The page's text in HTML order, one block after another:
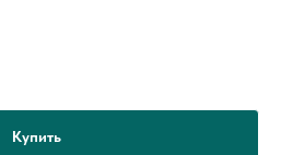
Купить